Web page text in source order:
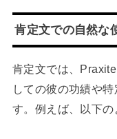
肯定文での自然な
肯定文では、
しての彼の功績や
す。例えば、以下の